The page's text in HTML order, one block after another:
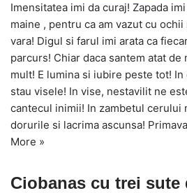
Imensitatea imi da curaj! Zapada
maine , pentru ca am vazut cu
vara! Digul si farul imi arata ca
parcurs! Chiar daca santem atat
mult! E lumina si iubire peste tot!
stau visele! In vise, nestavilit ne
cantecul inimii! In zambetul cerului
dorurile si lacrima ascunsa!
More »
Ciobanas cu trei sute